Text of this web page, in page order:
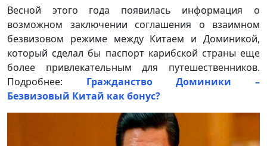
Весной этого года появилась информация о
возможном заключении соглашения о взаимном
безвизовом режиме между Китаем и Доминикой,
который сделал бы паспорт карибской страны еще
более привлекательным для путешественников.
Подробнее: Гражданство Доминики –
Безвизовый Китай как бонус?